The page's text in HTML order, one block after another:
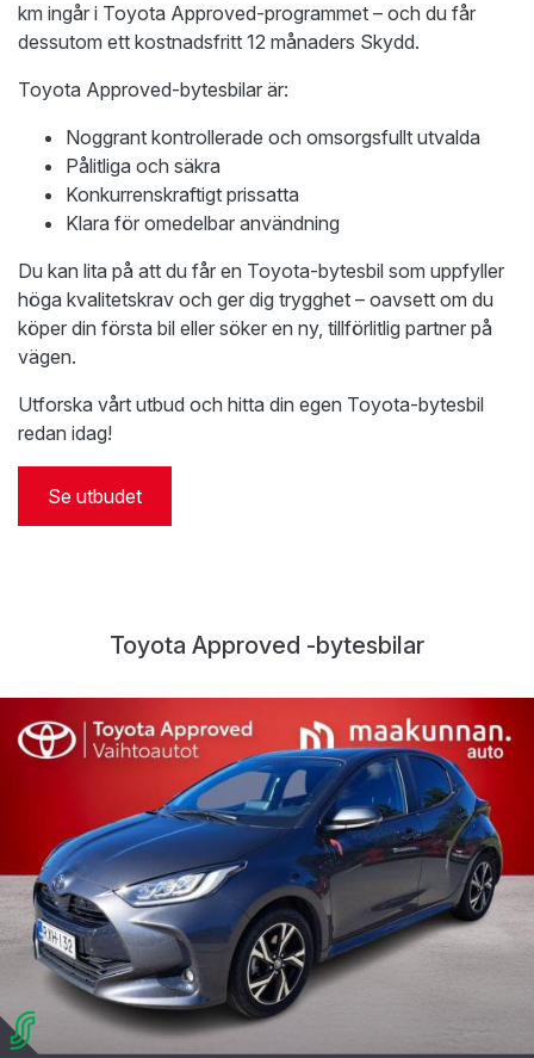
km ingår i Toyota Approved-programmet – och du får
dessutom ett kostnadsfritt 12 månaders Skydd.
Toyota Approved-bytesbilar är:
Noggrant kontrollerade och omsorgsfullt utvalda
Pålitliga och säkra
Konkurrenskraftigt prissatta
Klara för omedelbar användning
Du kan lita på att du får en Toyota-bytesbil som uppfyller
höga kvalitetskrav och ger dig trygghet – oavsett om du
köper din första bil eller söker en ny, tillförlitlig partner på
vägen.
Utforska vårt utbud och hitta din egen Toyota-bytesbil
redan idag!
Se utbudet
Toyota Approved -bytesbilar